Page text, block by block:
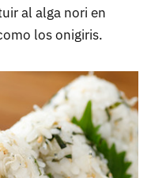
al alga nori en
los onigiris.